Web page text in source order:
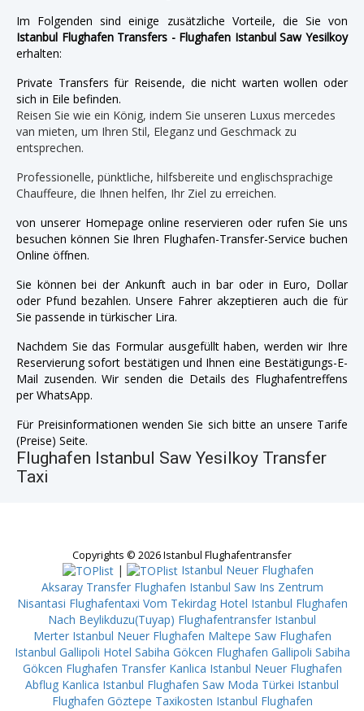
Im Folgenden sind einige zusätzliche Vorteile, die Sie von
Istanbul Flughafen Transfers - Flughafen Istanbul Saw Yesilkoy
erhalten:
Private Transfers für Reisende, die nicht warten wollen oder
sich in Eile befinden.
Reisen Sie wie ein König, indem Sie unseren Luxus mercedes
van mieten, um Ihren Stil, Eleganz und Geschmack zu
entsprechen.
Professionelle, pünktliche, hilfsbereite und englischsprachige
Chauffeure, die Ihnen helfen, Ihr Ziel zu erreichen.
von unserer Homepage online reservieren oder rufen Sie uns
besuchen können Sie Ihren Flughafen-Transfer-Service buchen
Online öffnen.
Sie können bei der Ankunft auch in bar oder in Euro, Dollar
oder Pfund bezahlen. Unsere Fahrer akzeptieren auch die für
Sie passende in türkischer Lira.
Nachdem Sie das Formular ausgefüllt haben, werden wir Ihre
Reservierung sofort bestätigen und Ihnen eine Bestätigungs-E-
Mail zusenden. Wir senden die Details des Flughafentreffens
per WhatsApp.
Für Preisinformationen wenden Sie sich bitte an unsere Tarife
(Preise) Seite.
Flughafen Istanbul Saw Yesilkoy Transfer
Taxi
Copyrights © 2026 Istanbul Flughafentransfer
|
Istanbul Neuer Flughafen
Aksaray Transfer Flughafen Istanbul Saw Ins Zentrum
Nisantasi Flughafentaxi Vom Tekirdag Hotel Istanbul Flughafen
Nach Beylikduzu(Tuyap) Flughafentransfer Istanbul
Merter Istanbul Neuer Flughafen Maltepe Saw Flughafen
Istanbul Gallipoli Hotel Sabiha Gökcen Flughafen Gallipoli Sabiha
Gökcen Flughafen Transfer Kanlica Istanbul Neuer Flughafen
Abflug Kanlica Istanbul Flughafen Saw Moda Türkei Istanbul
Flughafen Göztepe Taxikosten Istanbul Flughafen